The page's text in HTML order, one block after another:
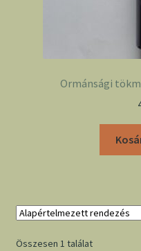
Ormánsági
Összesen 1 találat